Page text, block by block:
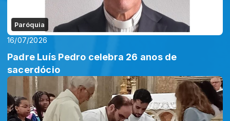
Paróquia
16/07/2026
Padre Luís Pedro celebra 26 anos de
sacerdócio